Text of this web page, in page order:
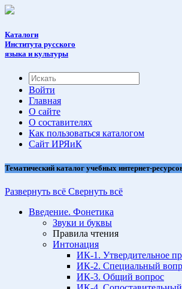
Каталоги
Института русского
языка и культуры
Войти
Главная
О сайте
О составителях
Как пользоваться каталогом
Cайт ИРЯиК
Тематический каталог учебных интернет-
Развернуть всё Свернуть всё
Введение. Фонетика
Звуки и буквы
Правила чтения
Интонация
ИК-1. Утвердительное
ИК-2. Специальный
ИК-3. Общий вопрос